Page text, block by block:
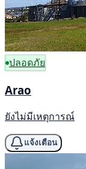
ปลอดภัย
Arao
ยังไม่มีเหตุการณ์
แจ้งเตือน